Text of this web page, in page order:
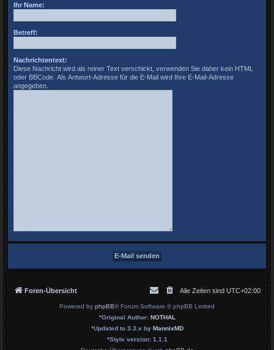
Ihr Name:
Betreff:
Nachrichtentext:
Diese Nachricht wird als reiner Text verschickt, verwenden Sie daher kein HTML
oder BBCode. Als Antwort-Adresse für die E-Mail wird Ihre E-Mail-Adresse
angegeben.
Foren-Übersicht Alle Zeiten sind UTC+02:00
Powered by phpBB® Forum Software © phpBB Limited
*Original Author: NOTHAL
*Updated to 3.3.x by MannixMD
*Style version: 1.1.1